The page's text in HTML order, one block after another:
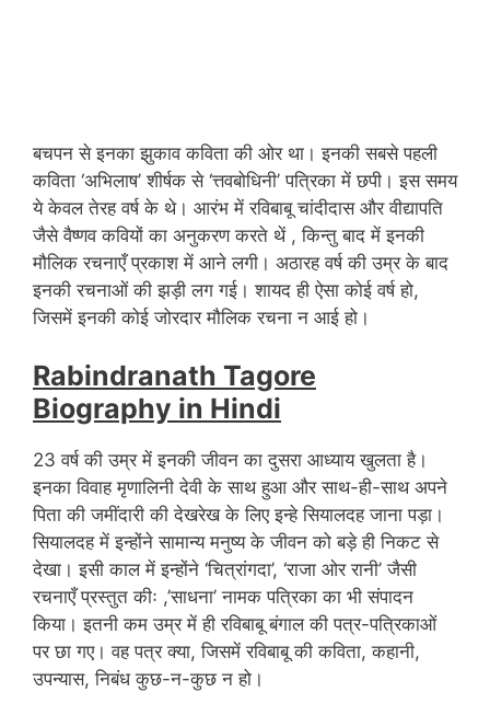
बचपन से इनका झुकाव कविता की ओर था। इनकी सबसे पहली
कविता ‘अभिलाष’ शीर्षक से ‘त्तवबोधिनी’ पत्रिका में छपी। इस समय
ये केवल तेरह वर्ष के थे। आरंभ में रविबाबू चांदीदास और वीद्यापति
जैसे वैष्णव कवियों का अनुकरण करते थें , किन्तु बाद में इनकी
मौलिक रचनाएँ प्रकाश में आने लगी। अठारह वर्ष की उम्र के बाद
इनकी रचनाओं की झड़ी लग गई। शायद ही ऐसा कोई वर्ष हो,
जिसमें इनकी कोई जोरदार मौलिक रचना न आई हो।
Rabindranath Tagore
Biography in Hindi
23 वर्ष की उम्र में इनकी जीवन का दुसरा आध्याय खुलता है।
इनका विवाह मृणालिनी देवी के साथ हुआ और साथ-ही-साथ अपने
पिता की जमींदारी की देखरेख के लिए इन्हे सियालदह जाना पड़ा।
सियालदह में इन्होंने सामान्य मनुष्य के जीवन को बड़े ही निकट से
देखा। इसी काल में इन्होंने ‘चित्रांगदा’, ‘राजा ओर रानी’ जैसी
रचनाएँ प्रस्तुत कीः ,’साधना’ नामक पत्रिका का भी संपादन
किया। इतनी कम उम्र में ही रविबाबू बंगाल की पत्र-पत्रिकाओं
पर छा गए। वह पत्र क्या, जिसमें रविबाबू की कविता, कहानी,
उपन्यास, निबंध कुछ-न-कुछ न हो।